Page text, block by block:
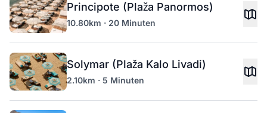
Principote (Plaža Panormos)
10.80km · 20 Minuten
Solymar (Plaža Kalo Livadi)
2.10km · 5 Minuten